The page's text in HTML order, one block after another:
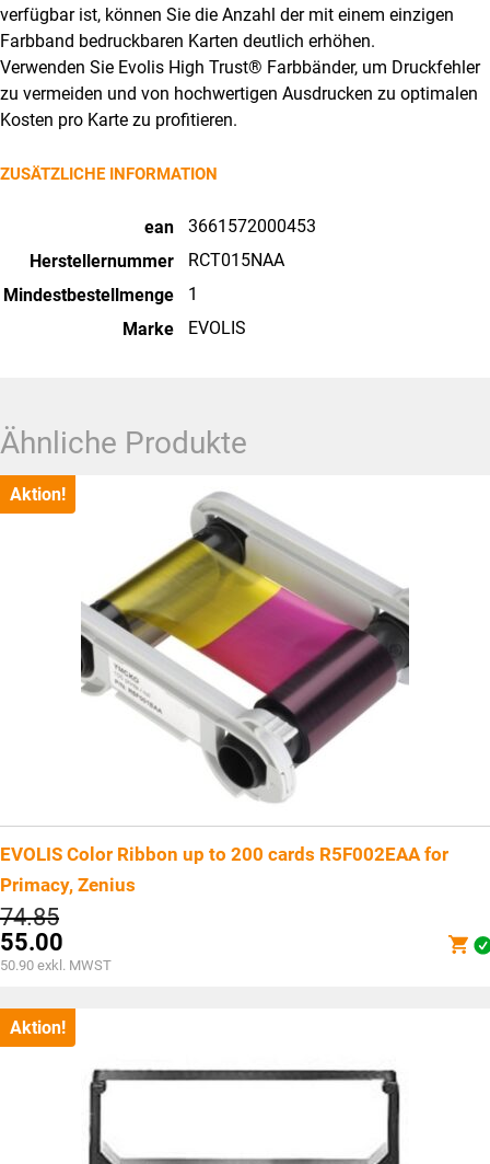
verfügbar ist, können Sie die Anzahl der mit einem einzigen
Farbband bedruckbaren Karten deutlich erhöhen.
Verwenden Sie Evolis High Trust® Farbbänder, um Druckfehler
zu vermeiden und von hochwertigen Ausdrucken zu optimalen
Kosten pro Karte zu profitieren.
ZUSÄTZLICHE INFORMATION
ean
3661572000453
Herstellernummer
RCT015NAA
Mindestbestellmenge
1
Marke
EVOLIS
Ähnliche Produkte
Aktion!
EVOLIS Color Ribbon up to 200 cards R5F002EAA for
Primacy, Zenius
74.85Ursprünglicher
Preis
war:
CHF74.85
55.00
Aktueller
ist:
CHF55.00.
50.90 exkl. MWST
Aktion!